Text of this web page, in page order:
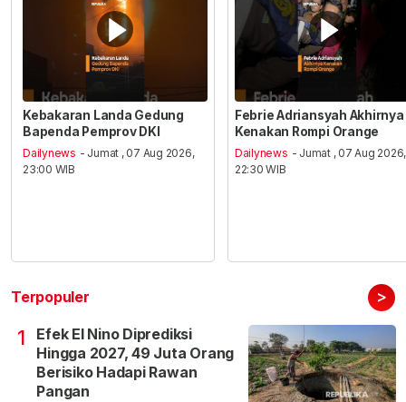
Kebakaran Landa Gedung
Bapenda Pemprov DKI
Dailynews - Jumat , 07 Aug 2026,
23:00 WIB
Febrie Adriansyah Akhirnya
Kenakan Rompi Orange
Dailynews - Jumat , 07 Aug 2026,
22:30 WIB
Terpopuler >
1
Efek El Nino Diprediksi
Hingga 2027, 49 Juta Orang
Berisiko Hadapi Rawan
Pangan